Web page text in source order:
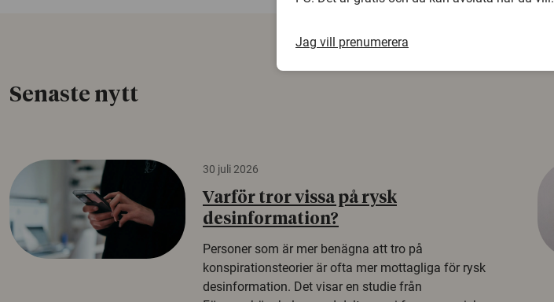
Senaste nytt
30 juli 2026
Varför tror vissa på rysk
desinformation?
Personer som är mer benägna att tro på
konspirationsteorier är ofta mer mottagliga för rysk
desinformation. Det visar en studie från
Jag vill prenumerera